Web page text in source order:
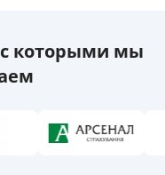
которыми мы